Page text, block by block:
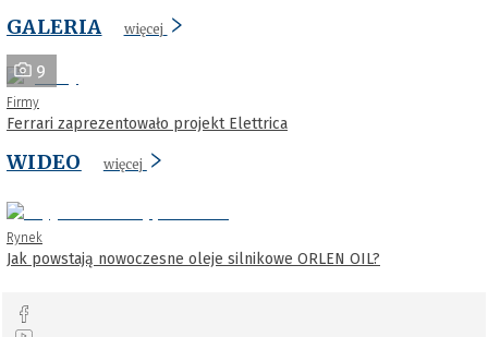
GALERIA więcej
9
Firmy
Ferrari zaprezentowało projekt Elettrica
WIDEO więcej
Rynek
Jak powstają nowoczesne oleje silnikowe ORLEN OIL?